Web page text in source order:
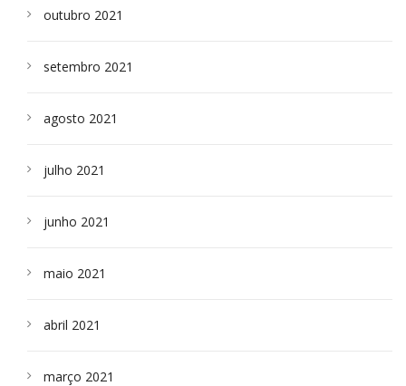
outubro 2021
setembro 2021
agosto 2021
julho 2021
junho 2021
maio 2021
abril 2021
março 2021